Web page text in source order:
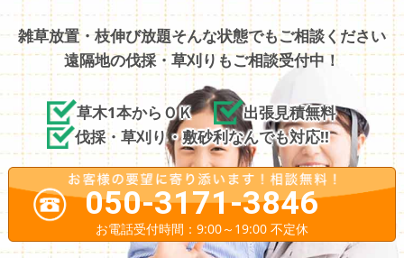
雑草放置・枝伸び放題そんな状態でもご相談ください
遠隔地の伐採・草刈りもご相談受付中！
草木1本からＯＫ
出張見積無料
伐採・草刈り・敷砂利なんでも対応!!
050-3171-3846
お電話受付時間：9:00～19:00 不定休